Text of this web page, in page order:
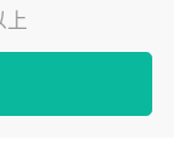
上